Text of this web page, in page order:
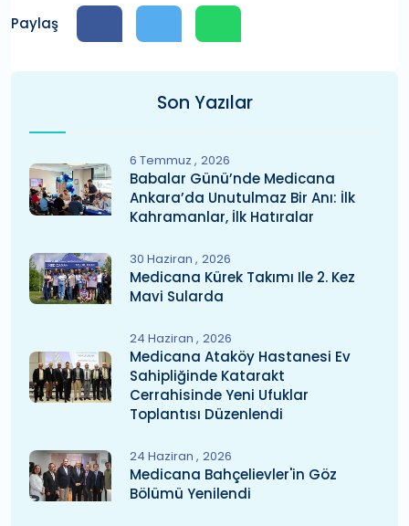
Paylaş
Son Yazılar
6 Temmuz 2026
Babalar Günü’nde Medicana
Ankara’da Unutulmaz Bir Anı: İlk
Kahramanlar, İlk Hatıralar
30 Haziran 2026
Medicana Kürek Takımı Ile 2. Kez
Mavi Sularda
24 Haziran 2026
Medicana Ataköy Hastanesi Ev
Sahipliğinde Katarakt
Cerrahisinde Yeni Ufuklar
Toplantısı Düzenlendi
24 Haziran 2026
Medicana Bahçelievler'in Göz
Bölümü Yenilendi